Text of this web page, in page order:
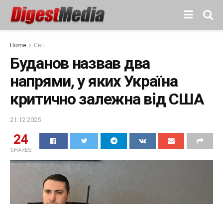
Home Світ
Буданов назвав два
напрями, у яких Україна
критично залежна від США
21.12.2025
24
SHARES